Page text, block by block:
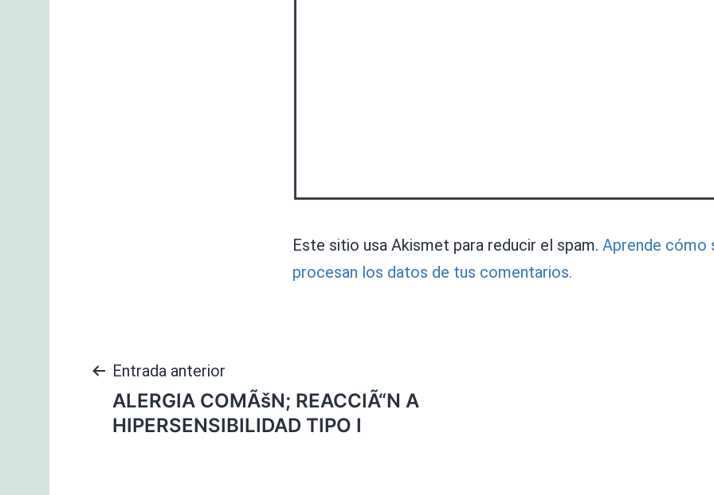
Este sitio usa Akismet para reducir el spam. Aprende cómo
procesan los datos de tus comentarios.
Navegación
de
Entrada anterior
ALERGIA COMÃšN; REACCIÃ“N A
HIPERSENSIBILIDAD TIPO I